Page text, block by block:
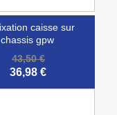
chassis gpw
43,50 €
36,98 €